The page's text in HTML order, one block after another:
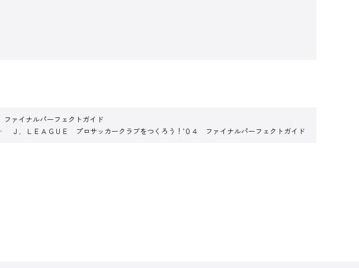
ァイナルパーフェクトガイド
Ｊ．ＬＥＡＧＵＥ プロサッカークラブをつくろう！’０４ ファイナルパーフェクトガイド